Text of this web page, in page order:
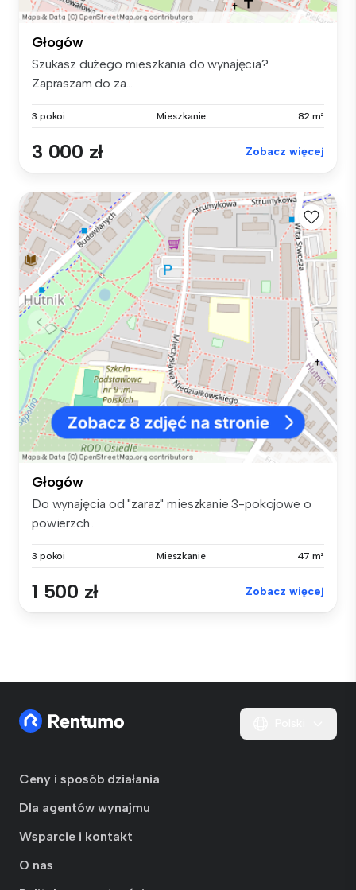
Głogów
Szukasz dużego mieszkania do wynajęcia?
Zapraszam do za...
3 pokoi Mieszkanie 82 m²
3 000 zł Zobacz więcej
Głogów
Do wynajęcia od "zaraz" mieszkanie 3-pokojowe o
powierzch...
3 pokoi Mieszkanie 47 m²
1 500 zł Zobacz więcej
Ceny i sposób działania
Dla agentów wynajmu
Wsparcie i kontakt
O nas